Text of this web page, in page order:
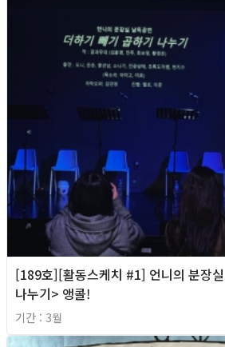
[189호][활동스케치 #1] 언니의 분장
나누기> 앵콜!
기간 : 3월